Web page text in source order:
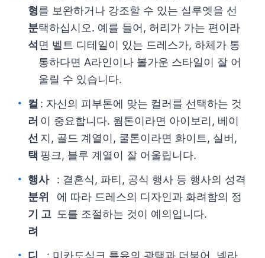
형
분
석
를 보완하거나 강조할 수 있는 실루엣을 선
택하십시오. 예를 들어, 허리가 가는 편이라
면 벨트 디테일이 있는 드레스가, 하체가 통
통하다면 A라인이나 볼가운 스타일이 잘 어
울릴 수 있습니다.
컬
러
선
택
: 자신의 피부톤에 맞는 컬러를 선택하는 것
이 중요합니다. 웜톤이라면 아이보리, 베이
지, 골드 계열이, 쿨톤이라면 화이트, 실버,
핑크, 블루 계열이 잘 어울립니다.
행사
분위
기 고
려
: 결혼식, 파티, 공식 행사 등 행사의 성격
에 따라 드레스의 디자인과 화려함의 정
도를 조절하는 것이 예의입니다.
디 : 미카도실크 특유의 광택과 더불어, 넥라